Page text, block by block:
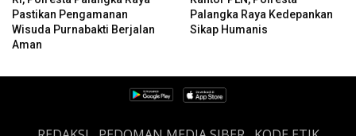
Pastikan Pengamanan
Wisuda Purnabakti Berjalan
Aman
Palangka Raya Kedepankan
Sikap Humanis